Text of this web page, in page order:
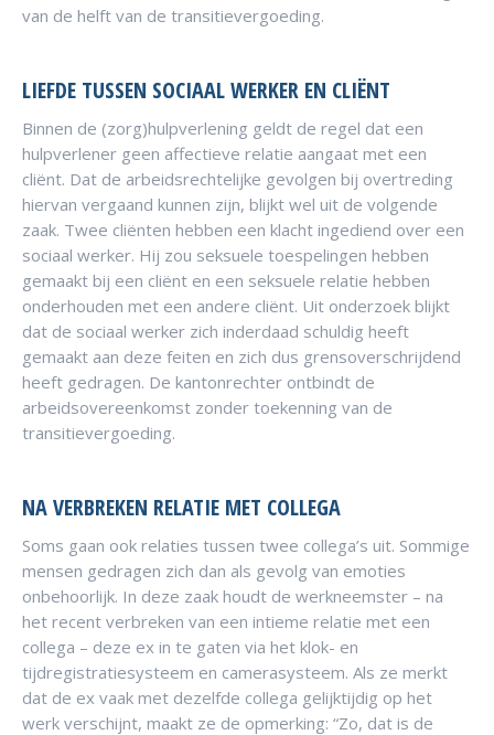
van de helft van de transitievergoeding.
LIEFDE TUSSEN SOCIAAL WERKER EN CLIËNT
Binnen de (zorg)hulpverlening geldt de regel dat een
hulpverlener geen affectieve relatie aangaat met een
cliënt. Dat de arbeidsrechtelijke gevolgen bij overtreding
hiervan vergaand kunnen zijn, blijkt wel uit de volgende
zaak. Twee cliënten hebben een klacht ingediend over een
sociaal werker. Hij zou seksuele toespelingen hebben
gemaakt bij een cliënt en een seksuele relatie hebben
onderhouden met een andere cliënt. Uit onderzoek blijkt
dat de sociaal werker zich inderdaad schuldig heeft
gemaakt aan deze feiten en zich dus grensoverschrijdend
heeft gedragen. De kantonrechter ontbindt de
arbeidsovereenkomst zonder toekenning van de
transitievergoeding.
NA VERBREKEN RELATIE MET COLLEGA
Soms gaan ook relaties tussen twee collega’s uit. Sommige
mensen gedragen zich dan als gevolg van emoties
onbehoorlijk. In deze zaak houdt de werkneemster – na
het recent verbreken van een intieme relatie met een
collega – deze ex in te gaten via het klok- en
tijdregistratiesysteem en camerasysteem. Als ze merkt
dat de ex vaak met dezelfde collega gelijktijdig op het
werk verschijnt, maakt ze de opmerking: “Zo, dat is de